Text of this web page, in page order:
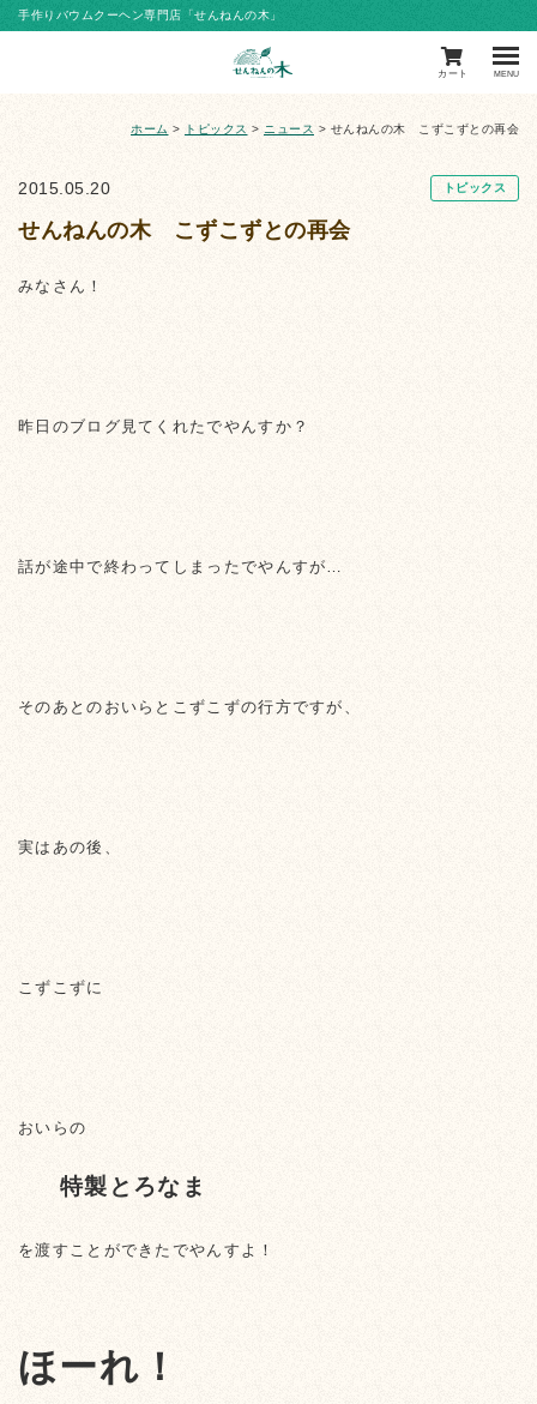
手作りバウムクーヘン専門店「せんねんの木」
カート MENU
ホーム > トピックス > ニュース > せんねんの木 こずこずとの再会
トピックス
2015.05.20
せんねんの木 こずこずとの再会
みなさん！
昨日のブログ見てくれたでやんすか？
話が途中で終わってしまったでやんすが…
そのあとのおいらとこずこずの行方ですが、
実はあの後、
こずこずに
おいらの
特製とろなま
を渡すことができたでやんすよ！
ほーれ！